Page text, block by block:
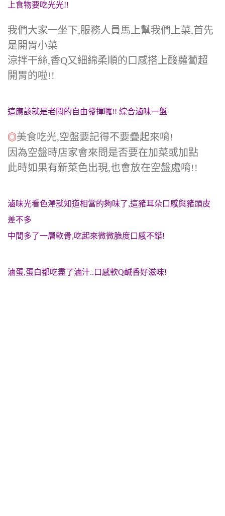
上食物要吃光光!!
我們大家一坐下,服務人員馬上幫我們上菜,首先
是開胃小菜
涼拌干絲,香Q又細綿柔順的口感搭上酸蘿蔔超
開胃的啦!!
這應該就是老闆的自由發揮囉!! 綜合滷味一盤
◎美食吃光,空盤要記得不要疊起來唷!
因為空盤時店家會來問是否要在加菜或加點
此時如果有新菜色出現,也會放在空盤處唷!!
滷味光看色澤就知道相當的夠味了,這豬耳朵 口感與豬頭皮
差不多
中間多了一層軟骨,吃起來微微脆度口感不錯!
滷蛋,蛋白都吃盡了滷汁..口感軟Q鹹香好滋味!